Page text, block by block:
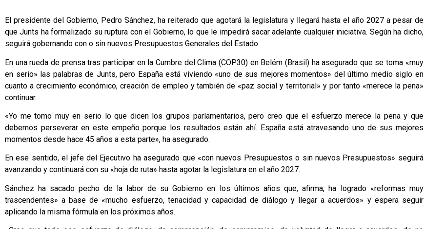
El presidente del Gobierno, Pedro Sánchez, ha reiterado que agotará la legislatura y llegará hasta el año 2027 a pesar de
que Junts ha formalizado su ruptura con el Gobierno, lo que le impedirá sacar adelante cualquier iniciativa. Según ha dicho,
seguirá gobernando con o sin nuevos Presupuestos Generales del Estado.
En una rueda de prensa tras participar en la Cumbre del Clima (COP30) en Belém (Brasil) ha asegurado que se toma «muy
en serio» las palabras de Junts, pero España está viviendo «uno de sus mejores momentos» del último medio siglo en
cuanto a crecimiento económico, creación de empleo y también de «paz social y territorial» y por tanto «merece la pena»
continuar.
«Yo me tomo muy en serio lo que dicen los grupos parlamentarios, pero creo que el esfuerzo merece la pena y que
debemos perseverar en este empeño porque los resultados están ahí. España está atravesando uno de sus mejores
momentos desde hace 45 años a esta parte», ha asegurado.
En ese sentido, el jefe del Ejecutivo ha asegurado que «con nuevos Presupuestos o sin nuevos Presupuestos» seguirá
avanzando y continuará con su «hoja de ruta» hasta agotar la legislatura en el año 2027.
Sánchez ha sacado pecho de la labor de su Gobierno en los últimos años que, afirma, ha logrado «reformas muy
trascendentes» a base de «mucho esfuerzo, tenacidad y capacidad de diálogo y llegar a acuerdos» y espera seguir
aplicando la misma fórmula en los próximos años.